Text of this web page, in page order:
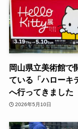
岡山県立美術館で
ている「ハローキ
へ行ってきました
2026年5月10日